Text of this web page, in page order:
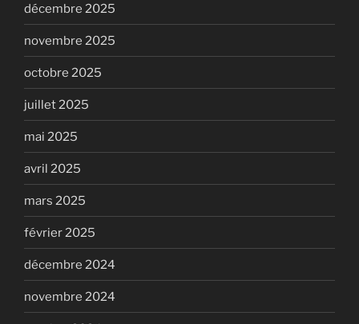
décembre 2025
novembre 2025
octobre 2025
juillet 2025
mai 2025
avril 2025
mars 2025
février 2025
décembre 2024
novembre 2024